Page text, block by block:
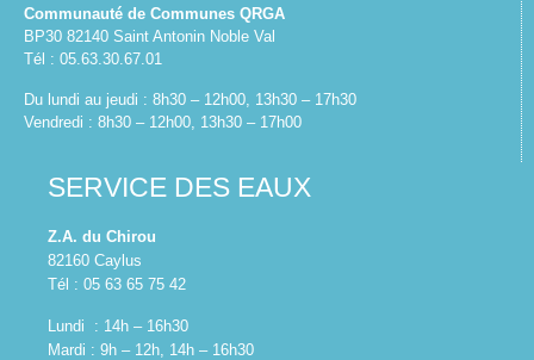
Communauté de Communes QRGA
BP30 82140 Saint Antonin Noble Val
Tél : 05.63.30.67.01
Du lundi au jeudi : 8h30 – 12h00, 13h30 – 17h30
Vendredi : 8h30 – 12h00, 13h30 – 17h00
SERVICE DES EAUX
Z.A. du Chirou
82160 Caylus
Tél : 05 63 65 75 42
Lundi : 14h – 16h30
Mardi : 9h – 12h, 14h – 16h30